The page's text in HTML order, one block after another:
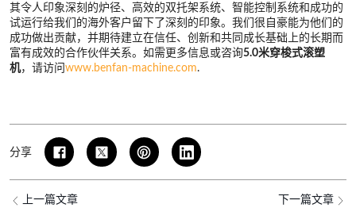
其令人印象深刻的炉径、高效的双托架系统、智能控制系统和成功的
试运行给我们的海外客户留下了深刻的印象。我们很自豪能为他们的
成功做出贡献，并期待建立在信任、创新和共同成长基础上的长期而
富有成效的合作伙伴关系。如需更多信息或咨询5.0米穿梭式滚塑
机，请访问 www.benfan-machine.com.
分享
上一篇文章 下一篇文章